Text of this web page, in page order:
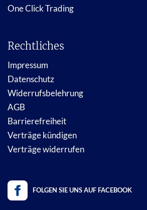
One Click Trading
Rechtliches
Impressum
Datenschutz
Widerrufsbelehrung
AGB
Barrierefreiheit
Verträge kündigen
Verträge widerrufen
FOLGEN SIE UNS AUF FACEBOOK